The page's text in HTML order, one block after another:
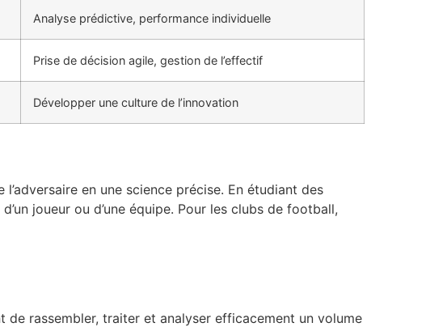
Analyse prédictive, performance individuelle
Prise de décision agile, gestion de l’effectif
Développer une culture de l’innovation
en une science précise. En étudiant des
joueur ou d’une équipe. Pour les clubs de football,
rassembler, traiter et analyser efficacement un volume